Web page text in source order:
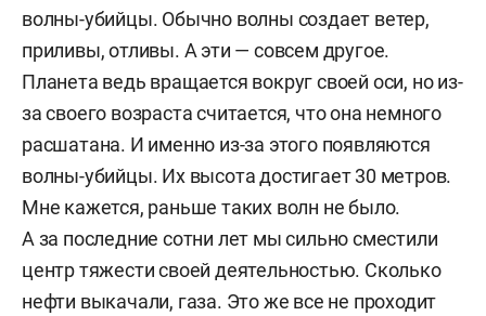
волны-убийцы. Обычно волны создает ветер,
приливы, отливы. А эти — совсем другое.
Планета ведь вращается вокруг своей оси, но из-
за своего возраста считается, что она немного
расшатана. И именно из-за этого появляются
волны-убийцы. Их высота достигает 30 метров.
Мне кажется, раньше таких волн не было.
А за последние сотни лет мы сильно сместили
центр тяжести своей деятельностью. Сколько
нефти выкачали, газа. Это же все не проходит